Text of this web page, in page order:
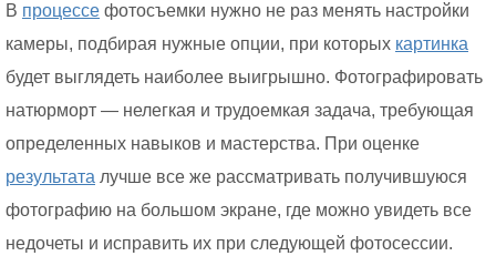
В процессе фотосъемки нужно не раз менять настройки
камеры, подбирая нужные опции, при которых картинка
будет выглядеть наиболее выигрышно. Фотографировать
натюрморт — нелегкая и трудоемкая задача, требующая
определенных навыков и мастерства. При оценке
результата лучше все же рассматривать получившуюся
фотографию на большом экране, где можно увидеть все
недочеты и исправить их при следующей фотосессии.